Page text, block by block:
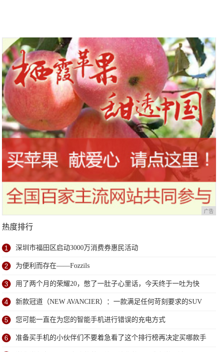
广告
热度排行
1 深圳市福田区启动3000万消费券惠民活动
2 为便利而存在——Fozzils
3 用了两个月的荣耀20，憋了一肚子心里话，今天终于一吐为快
4 新款冠道（NEW AVANCIER）：一款满足任何苛刻要求的SUV
5 您可能一直在为您的智能手机进行错误的充电方式
6 准备买手机的小伙伴们不要着急看了这个排行榜再决定买哪款手